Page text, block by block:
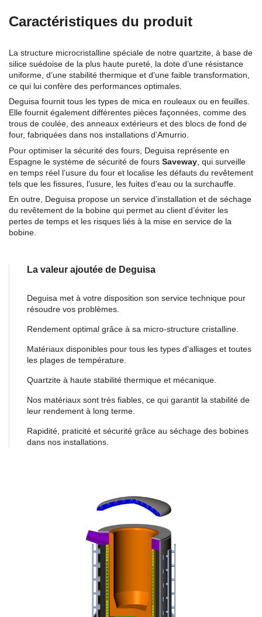
Caractéristiques du produit
La structure microcristalline spéciale de notre quartzite, à base de
silice suédoise de la plus haute pureté, la dote d’une résistance
uniforme, d’une stabilité thermique et d’une faible transformation,
ce qui lui confère des performances optimales.
Deguisa fournit tous les types de mica en rouleaux ou en feuilles.
Elle fournit également différentes pièces façonnées, comme des
trous de coulée, des anneaux extérieurs et des blocs de fond de
four, fabriquées dans nos installations d’Amurrio.
Pour optimiser la sécurité des fours, Deguisa représente en
Espagne le système de sécurité de fours Saveway , qui surveille
en temps réel l’usure du four et localise les défauts du revêtement
tels que les fissures, l’usure, les fuites d’eau ou la surchauffe.
En outre, Deguisa propose un service d’installation et de séchage
du revêtement de la bobine qui permet au client d’éviter les
pertes de temps et les risques liés à la mise en service de la
bobine.
La valeur ajoutée de Deguisa
Deguisa met à votre disposition son service technique pour
résoudre vos problèmes.
Rendement optimal grâce à sa micro-structure cristalline.
Matériaux disponibles pour tous les types d'alliages et toutes
les plages de température.
Quartzite à haute stabilité thermique et mécanique.
Nos matériaux sont très fiables, ce qui garantit la stabilité de
leur rendement à long terme.
Rapidité, praticité et sécurité grâce au séchage des bobines
dans nos installations.